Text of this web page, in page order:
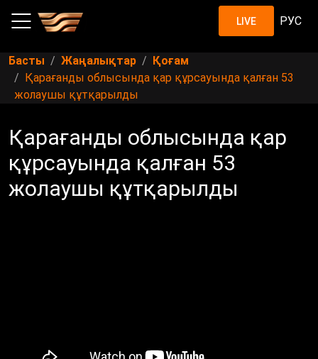
LIVE РУС
Басты Жаңалықтар
Қоғам
Қарағанды облысында қар құрсауында қалған 53
жолаушы құтқарылды
Қарағанды облысында қар
құрсауында қалған 53
жолаушы құтқарылды